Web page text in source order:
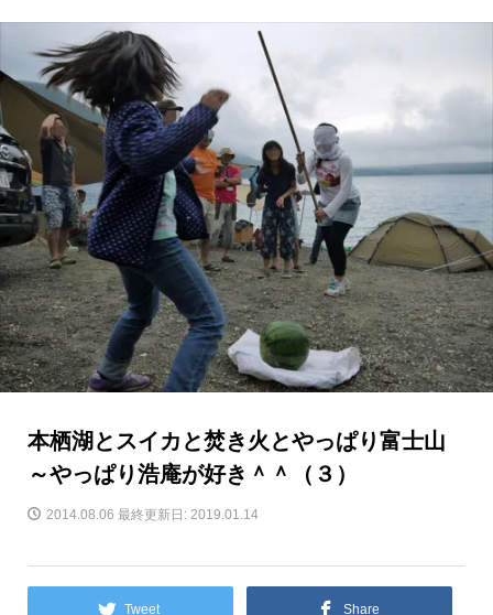
本栖湖とスイカと焚き火とやっぱり富士山
～やっぱり浩庵が好き＾＾（３）
2014.08.06 最終更新日: 2019.01.14
Tweet Share